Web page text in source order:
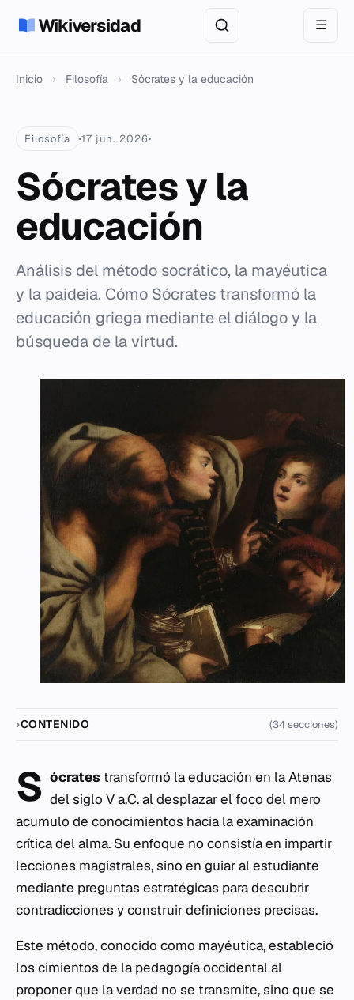
Wikiversidad ☰
Inicio › Filosofía › Sócrates y la educación
Filosofía 17 jun. 2026
Sócrates y la
educación
Análisis del método socrático, la mayéutica
y la paideia. Cómo Sócrates transformó la
educación griega mediante el diálogo y la
búsqueda de la virtud.
CONTENIDO (34 secciones)
S ócrates transformó la educación en la Atenas
del siglo V a.C. al desplazar el foco del mero
acumulo de conocimientos hacia la examinación
crítica del alma. Su enfoque no consistía en impartir
lecciones magistrales, sino en guiar al estudiante
mediante preguntas estratégicas para descubrir
contradicciones y construir definiciones precisas.
Este método, conocido como mayéutica, estableció
los cimientos de la pedagogía occidental al
proponer que la verdad no se transmite, sino que se